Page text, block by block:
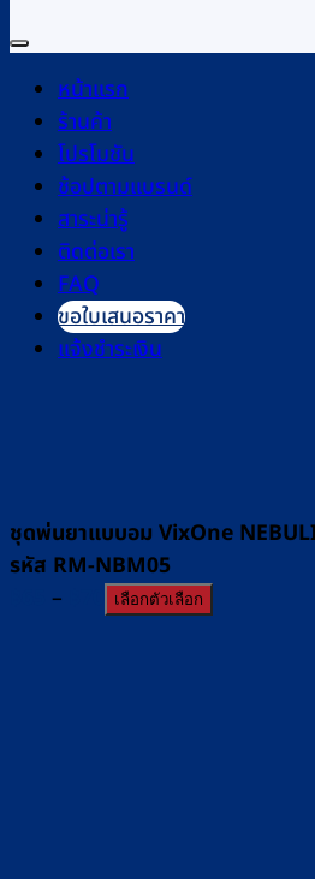
หน้าแรก
ร้านค้า
โปรโมชัน
ช้อปตามแบรนด์
สาระน่ารู้
ติดต่อเรา
FAQ
ขอใบเสนอราคา
แจ้งชำระเงิน
ชุดพ่นยาแบบอม VixOne
รหัส RM-NBM05
–
Price
เลือกตัวเลือก